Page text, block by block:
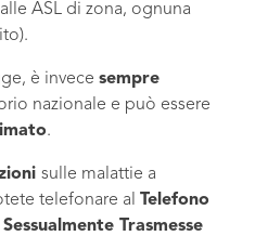
ASL di zona, ognuna
è invece sempre
nazionale e può essere
.
sulle malattie a
telefonare al Telefono
Trasmesse